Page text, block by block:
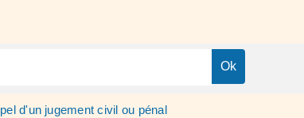
d'un jugement civil ou pénal